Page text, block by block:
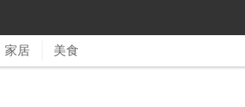
家居 美食